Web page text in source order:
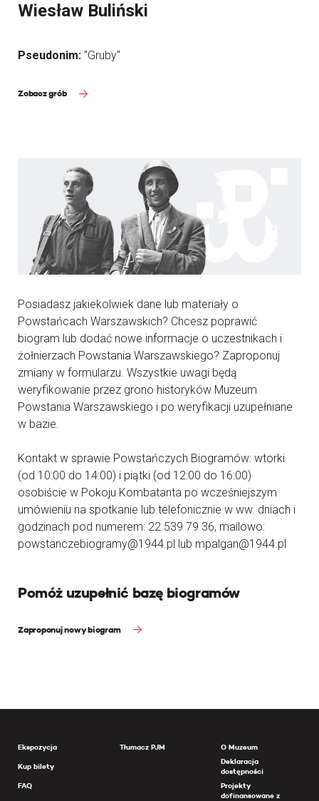
Wiesław Buliński
Pseudonim: "Gruby"
Zobacz grób
Posiadasz jakiekolwiek dane lub materiały o
Powstańcach Warszawskich? Chcesz poprawić
biogram lub dodać nowe informacje o uczestnikach i
żołnierzach Powstania Warszawskiego? Zaproponuj
zmiany w formularzu. Wszystkie uwagi będą
weryfikowanie przez grono historyków Muzeum
Powstania Warszawskiego i po weryfikacji uzupełniane
w bazie.
Kontakt w sprawie Powstańczych Biogramów: wtorki
(od 10:00 do 14:00) i piątki (od 12:00 do 16:00)
osobiście w Pokoju Kombatanta po wcześniejszym
umówieniu na spotkanie lub telefonicznie w ww. dniach i
godzinach pod numerem: 22 539 79 36, mailowo:
powstanczebiogramy@1944.pl lub mpalgan@1944.pl
Pomóż uzupełnić bazę biogramów
Zaproponuj nowy biogram
Ekspozycja
Kup bilety
FAQ
Tłumacz PJM
O Muzeum
Deklaracja
dostępności
Projekty
dofinansowane z